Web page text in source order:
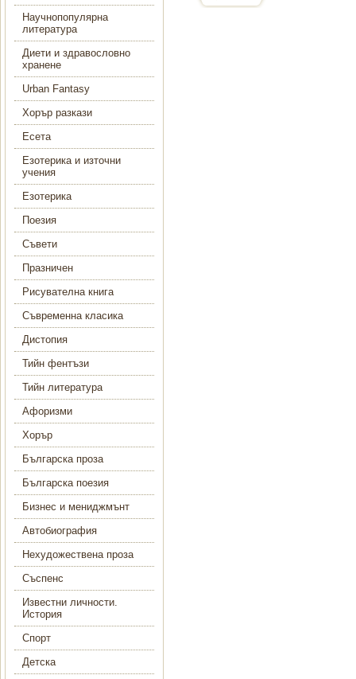
Научнопопулярна
литература
Диети и здравословно
хранене
Urban Fantasy
Хорър разкази
Есета
Езотерика и източни
учения
Езотерика
Поезия
Съвети
Празничен
Рисувателна книга
Съвременна класика
Дистопия
Тийн фентъзи
Тийн литература
Афоризми
Хорър
Българска проза
Българска поезия
Бизнес и мениджмънт
Автобиография
Нехудожествена проза
Съспенс
Известни личности.
История
Спорт
Детска